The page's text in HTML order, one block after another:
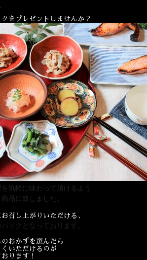
をプレゼントしませんか？
気軽に味わって頂けるよう
品に致しました。
召し上がりいただける、
ックとなっております。
おかずを選んだら
いただけるのが
ります！